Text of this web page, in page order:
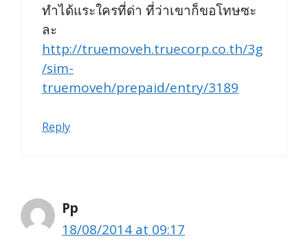
ทำได้แระใครที่ด่า ที่ว่าเขาก็ขอโทษซะ
ละ
http://truemoveh.truecorp.co.th/3g
/sim-
truemoveh/prepaid/entry/3189
Reply
Pp
18/08/2014 at 09:17